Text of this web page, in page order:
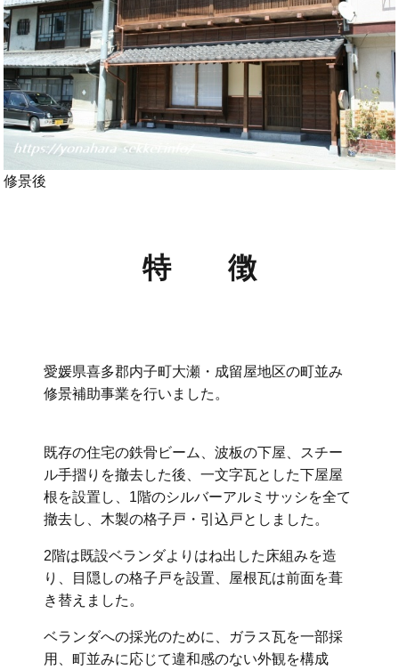
修景後
特 徴
愛媛県喜多郡内子町大瀬・成留屋地区の町並み
修景補助事業を行いました。
既存の住宅の鉄骨ビーム、波板の下屋、スチー
ル手摺りを撤去した後、一文字瓦とした下屋屋
根を設置し、1階のシルバーアルミサッシを全て
撤去し、木製の格子戸・引込戸としました。
2階は既設ベランダよりはね出した床組みを造
り、目隠しの格子戸を設置、屋根瓦は前面を葺
き替えました。
ベランダへの採光のために、ガラス瓦を一部採
用、町並みに応じて違和感のない外観を構成